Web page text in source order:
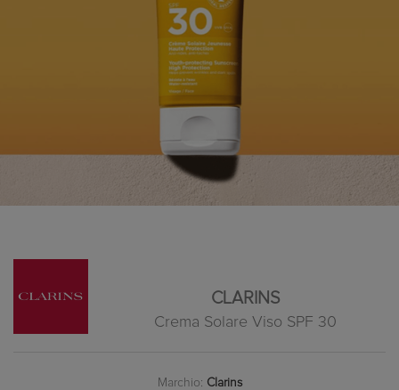
CLARINS
Crema Solare Viso SPF 30
Marchio: Clarins